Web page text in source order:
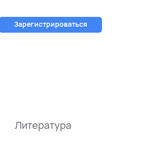
Зарегистрироваться
Литература